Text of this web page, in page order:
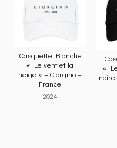
Casquette Blanche
« Le vent et la
neige » – Giorgino –
France
2024
«